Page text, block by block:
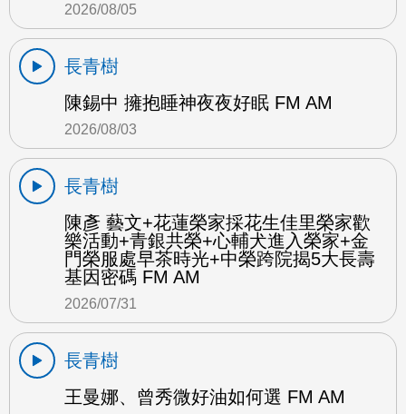
2026/08/05
長青樹
陳錫中 擁抱睡神夜夜好眠 FM AM
2026/08/03
長青樹
陳彥 藝文+花蓮榮家採花生佳里榮家歡
樂活動+青銀共榮+心輔犬進入榮家+金
門榮服處早茶時光+中榮跨院揭5大長壽
基因密碼 FM AM
2026/07/31
長青樹
王曼娜、曾秀微好油如何選 FM AM